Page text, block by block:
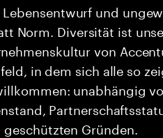
und
Norm. Diversität ist
von
in dem sich alle so
unabhängig
Gründen.